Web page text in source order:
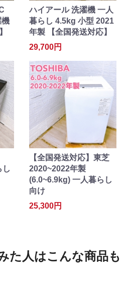
機
ハイアール 洗濯機 一人
暮らし 4.5kg 小型 2021
年製 【全国発送対応】
29,700円
し
【全国発送対応】東芝
2020~2022年製
(6.0~6.9kg) 一人暮らし
向け
25,300円
た人はこんな商品も